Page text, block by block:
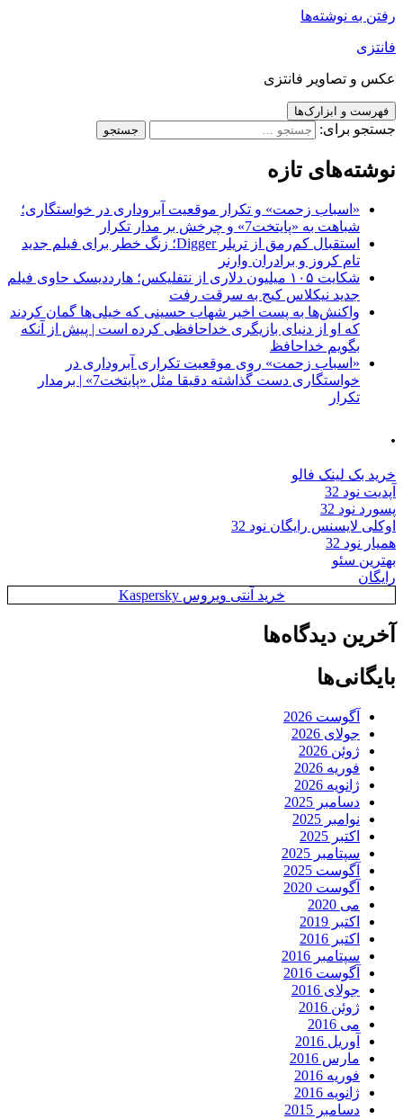
رفتن به نوشته‌ها
فانتزی
عکس و تصاویر فانتزی
فهرست و ابزارک‌ها
جستجو برای:
نوشته‌های تازه
«اسباب زحمت» و تکرار موقعیت آبروداری در خواستگاری؛
شباهت به «پایتخت7» و چرخش بر مدار تکرار
استقبال کم‌رمق از تریلر Digger؛ زنگ خطر برای فیلم جدید
تام کروز و برادران وارنر
شکایت ۱۰۵ میلیون دلاری از نتفلیکس؛ هارددیسک حاوی فیلم
جدید نیکلاس کیج به سرقت رفت
واکنش‌ها به پست اخیر شهاب حسینی که خیلی‌ها گمان کردند
که او از دنیای بازیگری خداحافظی کرده است | پیش از آنکه
بگویم خداحافظ
«اسباب زحمت» روی موقعیت تکراری آبروداری در
خواستگاری دست گذاشته دقیقا مثل «پایتخت7» | برمدار
تکرار
.
خرید بک لینک فالو
آپدیت نود 32
پسورد نود 32
اوکلی لایسنس رایگان نود 32
همیار نود 32
بهترین سئو
رایگان
خرید آنتی ویروس Kaspersky
آخرین دیدگاه‌ها
بایگانی‌ها
آگوست 2026
جولای 2026
ژوئن 2026
فوریه 2026
ژانویه 2026
دسامبر 2025
نوامبر 2025
اکتبر 2025
سپتامبر 2025
آگوست 2025
آگوست 2020
می 2020
اکتبر 2019
اکتبر 2016
سپتامبر 2016
آگوست 2016
جولای 2016
ژوئن 2016
می 2016
آوریل 2016
مارس 2016
فوریه 2016
ژانویه 2016
دسامبر 2015